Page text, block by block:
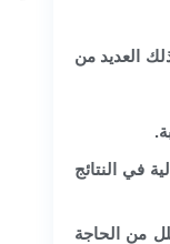
العديد من
في النتائج
من الحاجة